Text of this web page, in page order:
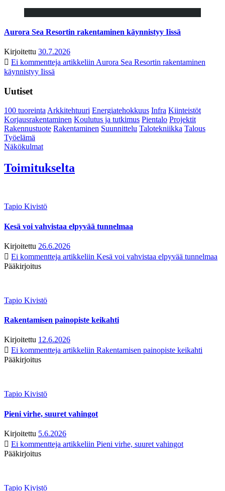
Aurora Sea Resortin rakentaminen käynnistyy Iissä
Kirjoitettu 30.7.2026
Ei kommentteja artikkeliin Aurora Sea Resortin rakentaminen
käynnistyy Iissä
Uutiset
100 tuoreintaArkkitehtuuri Energiatehokkuus Infra Kiinteistöt
Korjausrakentaminen Koulutus ja tutkimus Pientalo Projektit
Rakennustuote Rakentaminen Suunnittelu Talotekniikka Talous
Työelämä
Näkökulmat
Toimitukselta
Tapio Kivistö
Kesä voi vahvistaa elpyvää tunnelmaa
Kirjoitettu 26.6.2026
Ei kommentteja artikkeliin Kesä voi vahvistaa elpyvää tunnelmaa
Pääkirjoitus
Tapio Kivistö
Rakentamisen painopiste keikahti
Kirjoitettu 12.6.2026
Ei kommentteja artikkeliin Rakentamisen painopiste keikahti
Pääkirjoitus
Tapio Kivistö
Pieni virhe, suuret vahingot
Kirjoitettu 5.6.2026
Ei kommentteja artikkeliin Pieni virhe, suuret vahingot
Pääkirjoitus
Tapio Kivistö